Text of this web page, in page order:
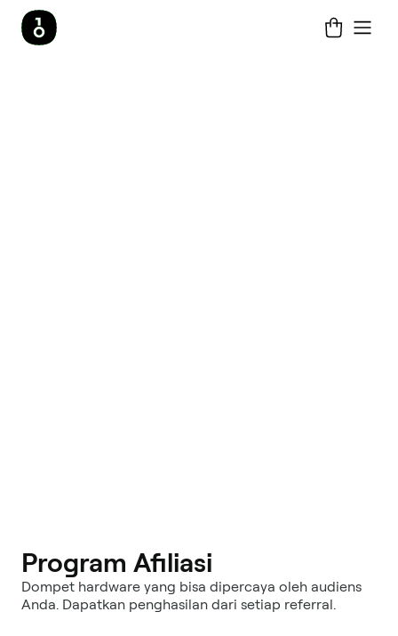
Program Afiliasi
Dompet hardware yang bisa dipercaya oleh audiens
Anda. Dapatkan penghasilan dari setiap referral.